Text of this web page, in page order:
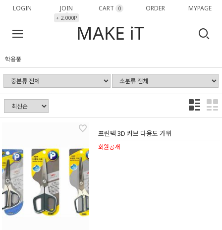
LOGIN JOIN
+ 2,000P
CART 0 ORDER MYPAGE
학용품
프린텍 3D 커브 다용도 가위
회원공개